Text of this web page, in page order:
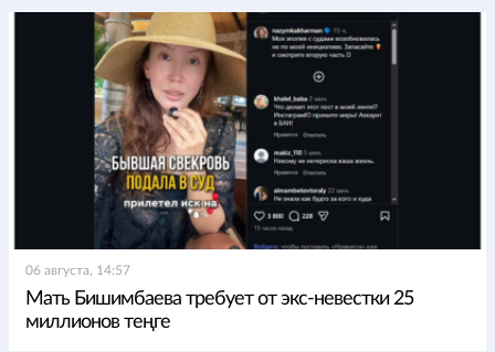
06 августа, 14:57
Мать Бишимбаева требует от экс-невестки 25
миллионов теңге